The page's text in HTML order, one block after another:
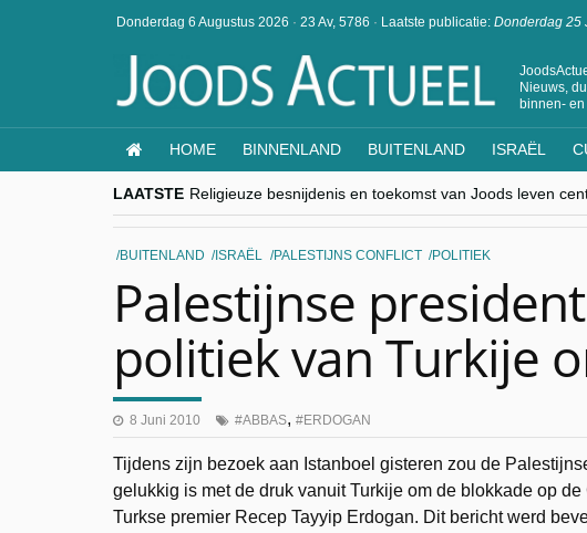
Donderdag 6 Augustus 2026 · 23 Av, 5786 · Laatste publicatie: Donderdag 25
Nieuws,
binnen-
HOME BINNENLAND BUITENLAND ISRAËL
LAATSTE Religieuze besnijdenis en toekomst van Joods leven
“Besnijdenisdebat toont hoe moeilijk seculiere Westen
CITYTRIP | ROEMENIË – Boekarest: de verrassing van
“Vandaag zit elke Jood in België op de beklaagdenbank”
BUITENLAND ISRAËL PALESTIJNS CONFLICT POLITIEK
Palestijnse
politiek van Turkije
8 Juni 2010 ABBAS, ERDOGAN
Tijdens zijn bezoek aan Istanboel gisteren zou de
gelukkig is met de druk vanuit Turkije om de blokkade op
Turkse premier Recep Tayyip Erdogan. Dit bericht werd